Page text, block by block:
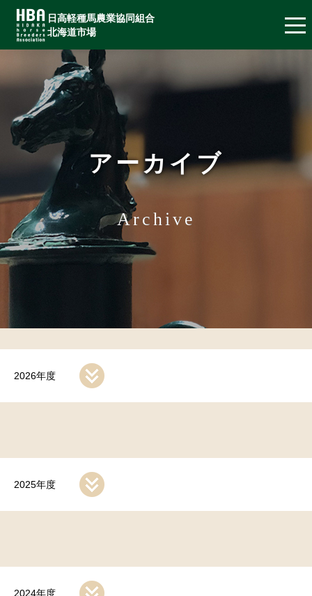
日高軽種馬農業協同組合
北海道市場
アーカイブ
Archive
2026年度
2025年度
2024年度